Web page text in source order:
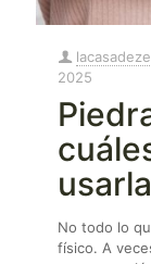
2025
No todo lo
físico. A